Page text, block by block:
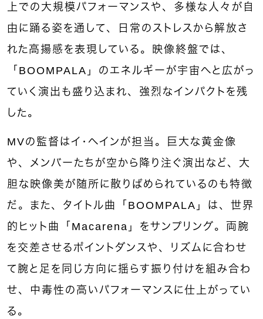
上での大規模パフォーマンスや、多様な人々が自
由に踊る姿を通して、日常のストレスから解放さ
れた高揚感を表現している。映像終盤では、
「BOOMPALA」のエネルギーが宇宙へと広がっ
ていく演出も盛り込まれ、強烈なインパクトを残
した。
MVの監督はイ・ヘインが担当。巨大な黄金像
や、メンバーたちが空から降り注ぐ演出など、大
胆な映像美が随所に散りばめられているのも特徴
だ。また、タイトル曲「BOOMPALA」は、世界
的ヒット曲「Macarena」をサンプリング。両腕
を交差させるポイントダンスや、リズムに合わせ
て腕と足を同じ方向に揺らす振り付けを組み合わ
せ、中毒性の高いパフォーマンスに仕上がってい
る。